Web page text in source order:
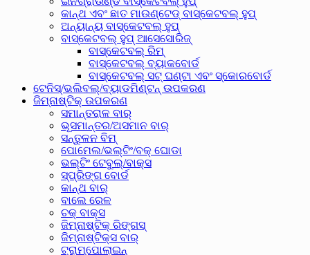
କାନ୍ଥ ଏବଂ ଛାତ ମାଉଣ୍ଟେଡ୍ ବାସ୍କେଟବଲ୍ ହୁପ୍
ଅନ୍ୟାନ୍ୟ ବାସ୍କେଟବଲ୍ ହୁପ୍
ବାସ୍କେଟବଲ୍ ହୁପ୍ ଆସେସୋରିଜ୍
ବାସ୍କେଟବଲ୍ ରିମ୍
ବାସ୍କେଟବଲ୍ ବ୍ୟାକବୋର୍ଡ
ବାସ୍କେଟବଲ୍ ସଟ୍ ଘଣ୍ଟା ଏବଂ ସ୍କୋରବୋର୍ଡ
ଟେନିସ୍/ଭଲିବଲ୍/ବ୍ୟାଡମିଣ୍ଟନ୍ ଉପକରଣ
ଜିମ୍ନାଷ୍ଟିକ୍ ଉପକରଣ
ସମାନ୍ତରାଳ ବାର୍
ଭୂସମାନ୍ତର/ଅସମାନ ବାର୍
ସନ୍ତୁଳନ ବିମ୍
ପୋମେଲ/ଭଲ୍ଟିଂ/ବକ୍ ଘୋଡା
ଭଲ୍ଟିଂ ଟେବୁଲ୍/ବାକ୍ସ
ସ୍ପ୍ରିଙ୍ଗ ବୋର୍ଡ
କାନ୍ଥ ବାର୍
ବାଲେ ରେଳ
ଚକ୍ ବାକ୍ସ
ଜିମ୍ନାଷ୍ଟିକ୍ ରିଙ୍ଗସ୍
ଜିମ୍ନାଷ୍ଟିକ୍ସ ବାର୍
ଟ୍ରାମ୍ପୋଲାଇନ୍